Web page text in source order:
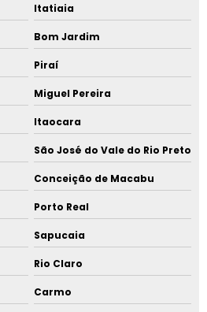
Itatiaia
Bom Jardim
Piraí
Miguel Pereira
Itaocara
São José do Vale do Rio Preto
Conceição de Macabu
Porto Real
Sapucaia
Rio Claro
Carmo